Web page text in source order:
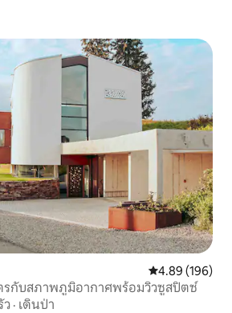
คะแนนเฉลี่ย
4.89 (196)
รกับสภาพภูมิอากาศพร้อมวิวซูสปิตซ์
ว · เดินป่า